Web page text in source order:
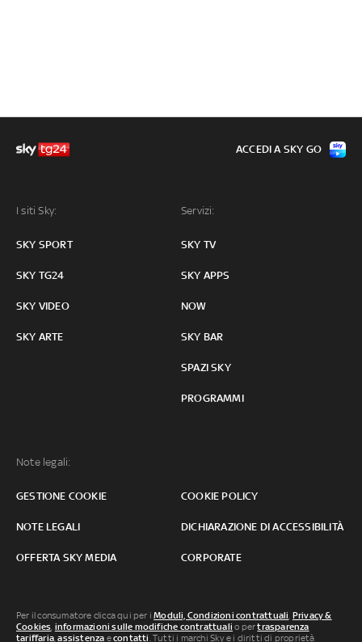
I siti Sky:
SKY SPORT
SKY TG24
SKY VIDEO
SKY ARTE
Servizi:
SKY TV
SKY APPS
NOW
SKY BAR
SPAZI SKY
PROGRAMMI
Note legali:
GESTIONE COOKIE COOKIE POLICY
NOTE LEGALI DICHIARAZIONE DI ACCESSIBILITÀ
OFFERTA SKY MEDIA CORPORATE
ACCEDI A SKY GO
Per il consumatore clicca qui per iModuli, Condizioni contrattuali, Privacy &
Cookies, informazioni sulle modifiche contrattuali o pertrasparenza
tariffaria,assistenza econtatti. Tutti i marchi Sky e i diritti di proprietà